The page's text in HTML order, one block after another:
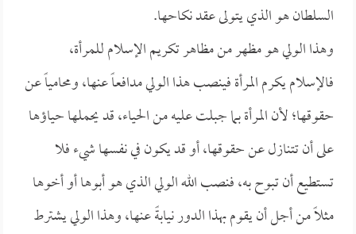
السلطان هو الذي يتولى عقد نكاحها.
وهذا الولي هو مظهر من مظاهر تكريم الإسلام للمرأة،
فالإسلام يكرم المرأة فينصب هذا الولي مدافعاً عنها، ومحامياً عن
حقوقها؛ لأن المرأة بما جبلت عليه من الحياء، قد يحملها حياؤها
على أن تتنازل عن حقوقها، أو قد يكون في نفسها شيء فلا
تستطيع أن تبوح به، فنصب الله الولي الذي هو أبوها أو أخوها
مثلاً من أجل أن يقوم بهذا الدور نيابةً عنها، وهذا الولي يشترط